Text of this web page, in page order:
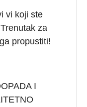
vi koji ste
za
propustiti!
I